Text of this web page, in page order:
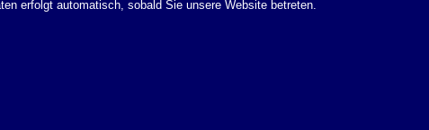
erfolgt automatisch, sobald Sie unsere Website betreten.